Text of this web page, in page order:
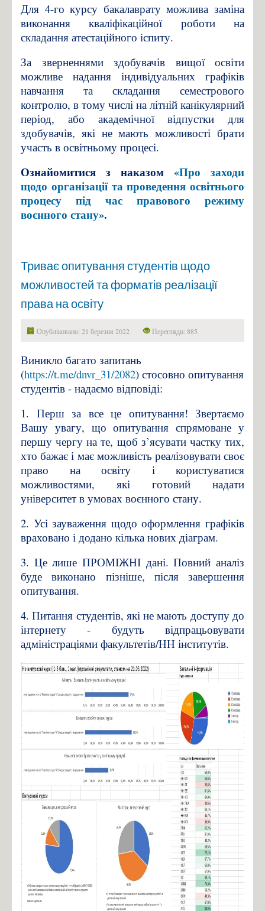
Для 4-го курсу бакалаврату можлива заміна
виконання кваліфікаційної роботи на
складання атестаційного іспиту.
За зверненнями здобувачів вищої освіти
можливе надання індивідуальних графіків
навчання та складання семестрового
контролю, в тому числі на літній канікулярний
період, або академічної відпустки для
здобувачів, які не мають можливості брати
участь в освітньому процесі.
Ознайомитися з наказом «Про заходи
щодо організації та проведення освітнього
процесу під час правового режиму
воєнного стану».
Триває опитування студентів щодо
можливостей та форматів реалізації
права на освіту
Опубліковано: 21 березня 2022 Перегляди: 885
Виникло багато запитань
(https://t.me/dnvr_31/2082) стосовно опитування
студентів - надаємо відповіді:
1. Перш за все це опитування! Звертаємо
Вашу увагу, що опитування спрямоване у
першу чергу на те, щоб з’ясувати частку тих,
хто бажає і має можливість реалізовувати своє
право на освіту і користуватися
можливостями, які готовий надати
університет в умовах воєнного стану.
2. Усі зауваження щодо оформлення графіків
враховано і додано кілька нових діаграм.
3. Це лише ПРОМІЖНІ дані. Повний аналіз
буде виконано пізніше, після завершення
опитування.
4. Питання студентів, які не мають доступу до
інтернету - будуть відпрацьовувати
адміністраціями факультетів/НН інститутів.